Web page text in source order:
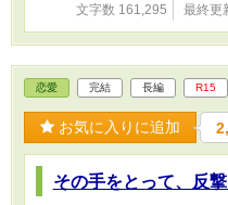
文字数 161,295 最終更
恋愛 完結 長編 R15
お気に入りに追加
その手をとって、反